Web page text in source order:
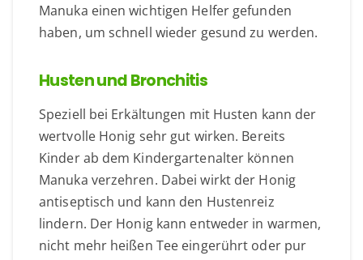
Manuka einen wichtigen Helfer gefunden
haben, um schnell wieder gesund zu werden.
Husten und Bronchitis
Speziell bei Erkältungen mit Husten kann der
wertvolle Honig sehr gut wirken. Bereits
Kinder ab dem Kindergartenalter können
Manuka verzehren. Dabei wirkt der Honig
antiseptisch und kann den Hustenreiz
lindern. Der Honig kann entweder in warmen,
nicht mehr heißen Tee eingerührt oder pur